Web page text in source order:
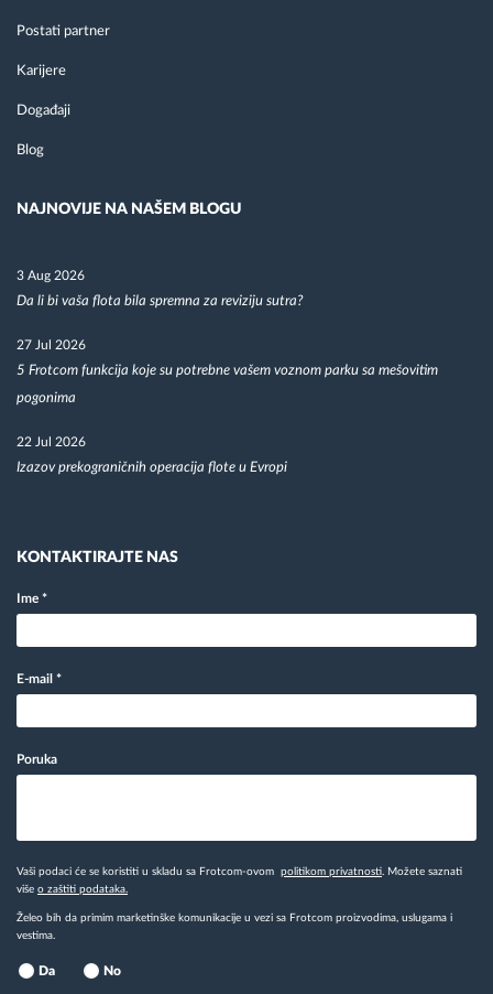
Postati partner
Karijere
Događaji
Blog
NAJNOVIJE NA NAŠEM BLOGU
3 Aug 2026
Da li bi vaša flota bila spremna za reviziju sutra?
27 Jul 2026
5 Frotcom funkcija koje su potrebne vašem voznom parku sa mešovitim
pogonima
22 Jul 2026
Izazov prekograničnih operacija flote u Evropi
KONTAKTIRAJTE NAS
Ime *
E-mail *
Poruka
Vaši podaci će se koristiti u skladu sa Frotcom-ovom politikom privatnosti . Možete saznati
više o zaštiti podataka.
Želeo bih da primim marketinške komunikacije u vezi sa Frotcom proizvodima, uslugama i
vestima.
Da No